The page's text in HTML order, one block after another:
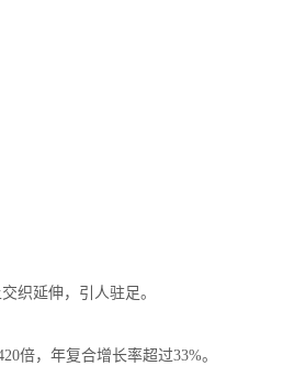
织延伸，引人驻足。
倍，年复合增长率超过33%。